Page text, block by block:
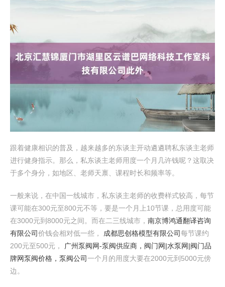
跟着健康相识的普及，越来越多的东谈主开动遴遴聘私东谈主老师
进行健身指示。那么，私东谈主老师用度一个月几许钱呢？这取决
于多个身分，如地区、老师天禀、课程时长和频率等。
一般来说，在中国一线城市，私东谈主老师的收费样式较高，每节
课可能在300元至800元不等，要是一个月上10节课，总用度可能
在3000元到8000元之间。而在二三线城市， 南京博鸿通翻译咨询
有限公司价钱会相对低一些， 成都思创格模型有限公司每节课约
200元至500元，
广州泵阀网-泵阀供应商，阀门网|水泵网|阀门品
牌网泵阀价格，泵阀公司一个月的用度大要在2000元到5000元傍
边。